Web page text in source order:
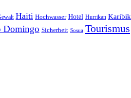
Haiti Hochwasser Hotel Hurrikan Karibik
Domingo Sicherheit Sosua Tourismus